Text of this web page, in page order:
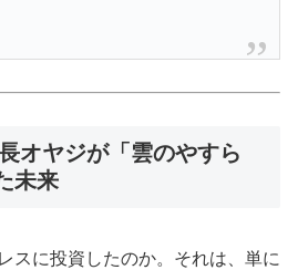
オヤジが「雲のやすら
未来
スに投資したのか。それは、単に